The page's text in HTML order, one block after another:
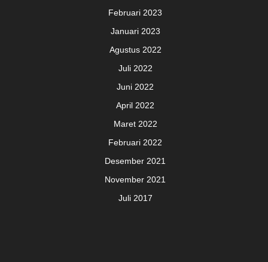
Februari 2023
Januari 2023
Agustus 2022
Juli 2022
Juni 2022
April 2022
Maret 2022
Februari 2022
Desember 2021
November 2021
Juli 2017